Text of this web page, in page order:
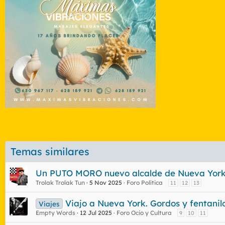
Temas similares
Un PUTO MORO nuevo alcalde de Nueva
Trolak Trolak Tun 5 Nov 2025 Foro Política 11 12 13
Viajes Viajo a Nueva York. Gordos y
Empty Words 12 Jul 2025 Foro Ocio y Cultura 9 10 11